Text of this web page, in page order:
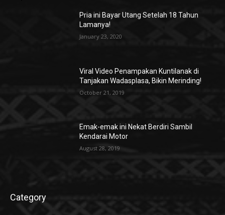
Pria ini Bayar Utang Setelah 18 Tahun
Lamanya!
January 23, 2020
Viral Video Penampakan Kuntilanak di
Tanjakan Wadasplasa, Bikin Merinding!
October 21, 2019
Emak-emak ini Nekat Berdiri Sambil
Kendarai Motor
August 28, 2019
Category